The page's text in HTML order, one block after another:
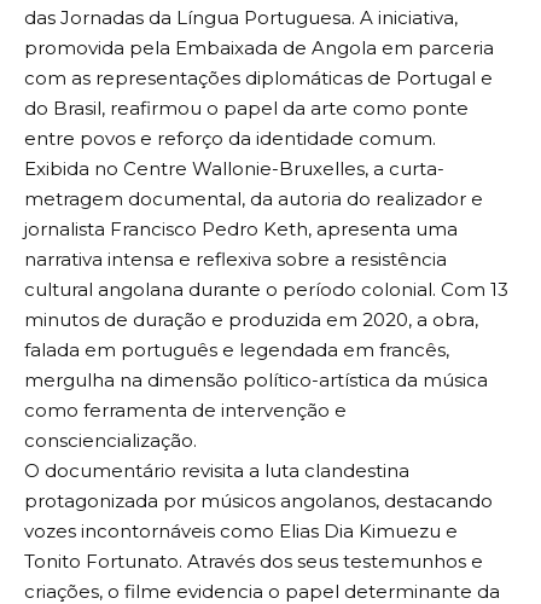
das Jornadas da Língua Portuguesa. A iniciativa,
promovida pela Embaixada de Angola em parceria
com as representações diplomáticas de Portugal e
do Brasil, reafirmou o papel da arte como ponte
entre povos e reforço da identidade comum.
Exibida no Centre Wallonie-Bruxelles, a curta-
metragem documental, da autoria do realizador e
jornalista Francisco Pedro Keth, apresenta uma
narrativa intensa e reflexiva sobre a resistência
cultural angolana durante o período colonial. Com 13
minutos de duração e produzida em 2020, a obra,
falada em português e legendada em francês,
mergulha na dimensão político-artística da música
como ferramenta de intervenção e
consciencialização.
O documentário revisita a luta clandestina
protagonizada por músicos angolanos, destacando
vozes incontornáveis como Elias Dia Kimuezu e
Tonito Fortunato. Através dos seus testemunhos e
criações, o filme evidencia o papel determinante da